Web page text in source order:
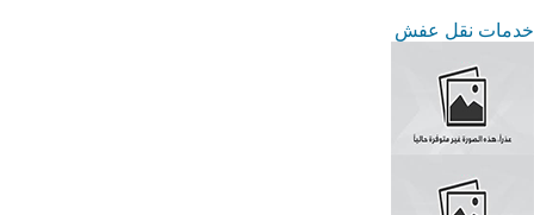
خدمات نقل عفش